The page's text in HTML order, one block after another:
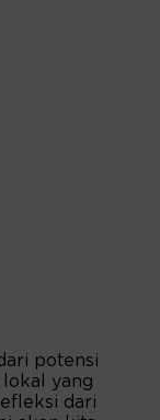
potensi
yang
dari